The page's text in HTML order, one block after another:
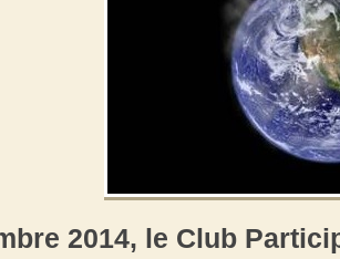
2014, le Club